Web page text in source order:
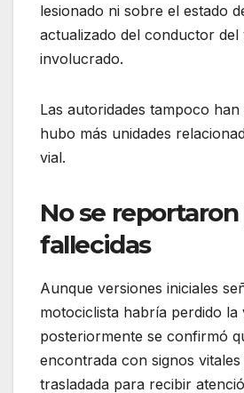
lesionado ni sobre el estado
actualizado del conductor del
involucrado.
Las autoridades tampoco
hubo más unidades
vial.
No se
fallecidas
Aunque versiones iniciales
motociclista habría perdido la
posteriormente se confirmó
encontrada con signos
trasladada para recibir